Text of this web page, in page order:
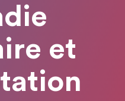
et